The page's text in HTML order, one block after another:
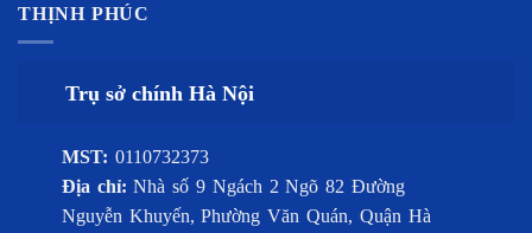
THỊNH PHÚC
Trụ sở chính Hà Nội
MST: 0110732373
Địa chỉ:Nhà số 9 Ngách 2 Ngõ 82 Đường
Nguyễn Khuyến, Phường Văn Quán, Quận Hà